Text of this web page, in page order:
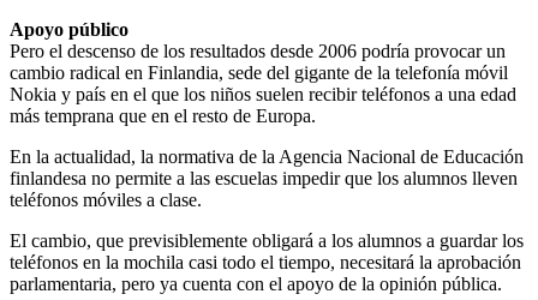
Apoyo público
Pero el descenso de los resultados desde 2006 podría provocar un
cambio radical en Finlandia, sede del gigante de la telefonía móvil
Nokia y país en el que los niños suelen recibir teléfonos a una edad
más temprana que en el resto de Europa.
En la actualidad, la normativa de la Agencia Nacional de Educación
finlandesa no permite a las escuelas impedir que los alumnos lleven
teléfonos móviles a clase.
El cambio, que previsiblemente obligará a los alumnos a guardar los
teléfonos en la mochila casi todo el tiempo, necesitará la aprobación
parlamentaria, pero ya cuenta con el apoyo de la opinión pública.